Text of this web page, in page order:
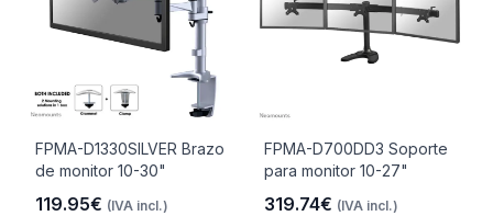
FPMA-D1330SILVER Brazo
de monitor 10-30"
119.95€ (IVA incl.)
FPMA-D700DD3 Soporte
para monitor 10-27"
319.74€ (IVA incl.)